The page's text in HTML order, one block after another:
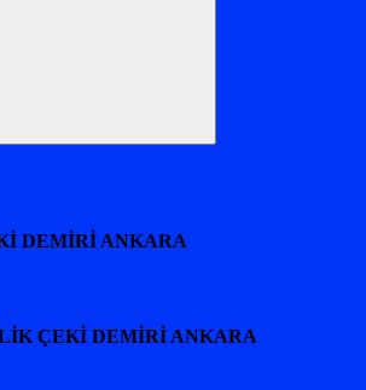
Ara
DEMİRİ ANKARA
ÇEKİ DEMİRİ ANKARA